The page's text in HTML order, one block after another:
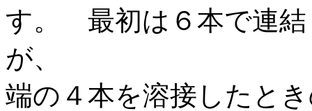
す。 最初は６本で連結
が、
端の４本を溶接したと